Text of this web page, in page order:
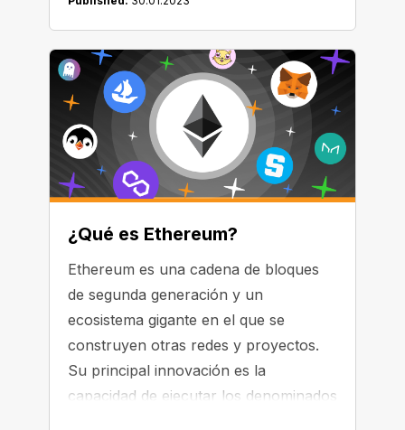
¿Qué es Ethereum?
Ethereum es una cadena de bloques
de segunda generación y un
ecosistema gigante en el que se
construyen otras redes y proyectos.
Su principal innovación es la
capacidad de ejecutar los denominados